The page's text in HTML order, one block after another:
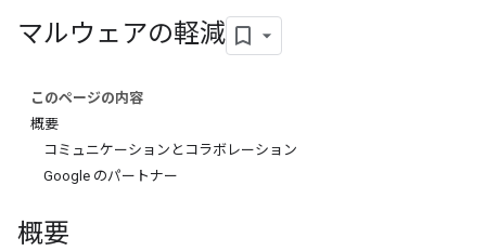
マルウェアの軽減
このページの内容
概要
コミュニケーションとコラボレーション
Google のパートナー
概要